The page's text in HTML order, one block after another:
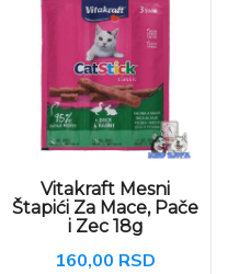
Vitakraft Mesni
Štapići Za Mace, Pače
i Zec 18g
160,00 RSD